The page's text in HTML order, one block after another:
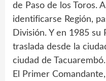
de Paso de los Toros.
identificarse Región,
División. Y en 1985 su
traslada desde la
ciudad de Tacuarembó.
El Primer